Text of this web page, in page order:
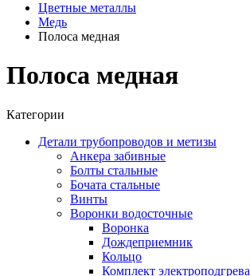
Цветные металлы
Медь
Полоса медная
Полоса медная
Категории
Детали трубопроводов и метизы
Анкера забивные
Болты стальные
Бочата стальные
Винты
Воронки водосточные
Воронка
Дождеприемник
Кольцо
Комплект электроподгрева